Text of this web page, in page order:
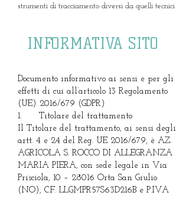
strumenti di tracciamento diversi da quelli tecnici
INFORMATIVA SITO
Documento informativo ai sensi e per gli
effetti di cui all’articolo 13 Regolamento
(UE) 2016/679 (GDPR)
1. Titolare del trattamento
Il Titolare del trattamento, ai sensi degli
artt. 4 e 24 del Reg. UE 2016/679, è AZ.
AGRICOLA S. ROCCO DI ALLEGRANZA
MARIA PIERA, con sede legale in Via
Prisciola, 10 – 28016 Orta San Giulio
(NO), C.F. LLGMPR57S63D216B e P.IVA